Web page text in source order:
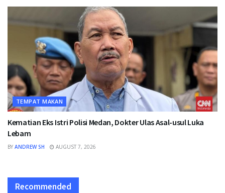
TEMPAT MAKAN
Kematian Eks Istri Polisi Medan, Dokter Ulas Asal-usul Luka
Lebam
BY ANDREW SH AUGUST 7, 2026
Recommended